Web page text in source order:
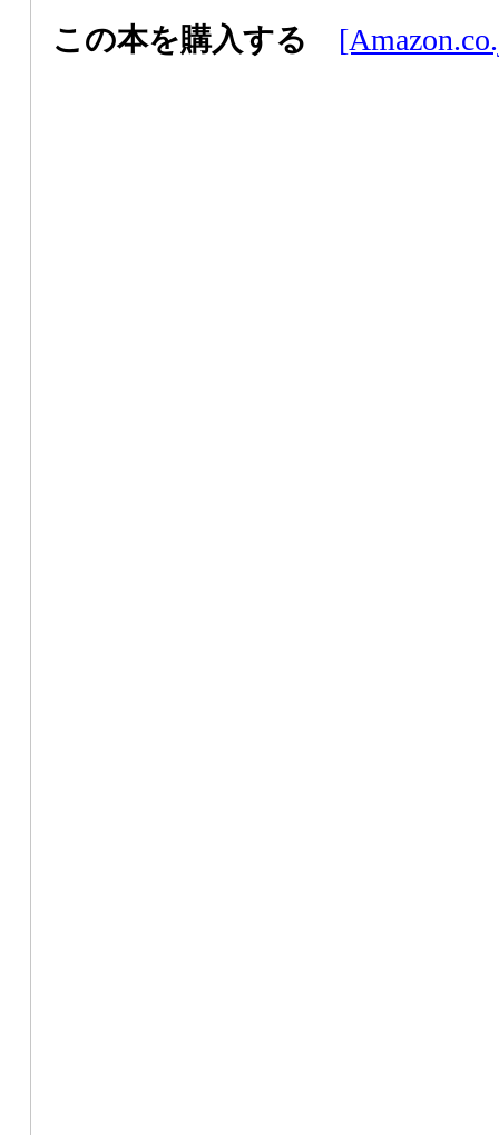
この本を購入する